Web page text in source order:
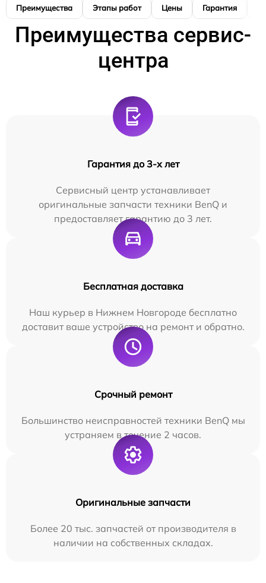
Преимущества Этапы работ Цены Гарантия
Преимущества сервис-
центра
Гарантия до 3-х лет
Сервисный центр устанавливает
оригинальные запчасти техники BenQ и
предоставляет гарантию до 3 лет.
Бесплатная доставка
Наш курьер в Нижнем Новгороде бесплатно
доставит ваше устройство на ремонт и обратно.
Срочный ремонт
Большинство неисправностей техники BenQ мы
устраняем в течение 2 часов.
Оригинальные запчасти
Более 20 тыс. запчастей от производителя в
наличии на собственных складах.